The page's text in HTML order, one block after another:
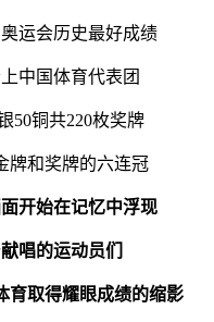
运会历史最好成绩
中国体育代表团
50铜共220枚奖牌
牌和奖牌的六连冠
开始在记忆中浮现
唱的运动员们
育取得耀眼成绩的缩影